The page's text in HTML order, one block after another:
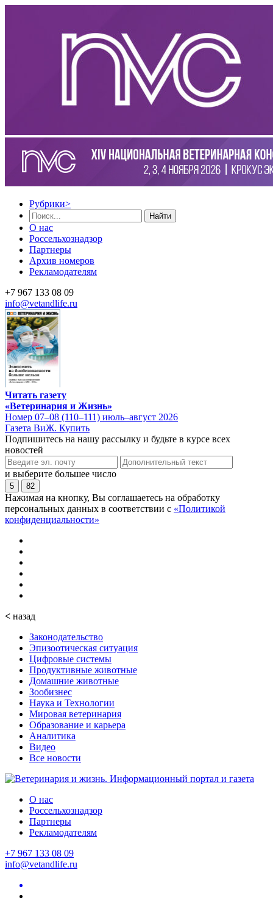
Рубрики>
Найти
О нас
Россельхознадзор
Партнеры
Архив номеров
Рекламодателям
+7 967 133 08 09
info@vetandlife.ru
Читать газету
«Ветеринария и Жизнь»
Номер 07–08 (110–111) июль–август 2026
Газета ВиЖ. Купить
Подпишитесь на нашу рассылку и будьте в курсе всех
новостей
и выберите большее число
5 82
Нажимая на кнопку, Вы соглашаетесь на обработку
персональных данных в соответствии с «Политикой
конфиденциальности»
< назад
Законодательство
Эпизоотическая ситуация
Цифровые системы
Продуктивные животные
Домашние животные
Зообизнес
Наука и Технологии
Мировая ветеринария
Образование и карьера
Аналитика
Видео
Все новости
О нас
Россельхознадзор
Партнеры
Рекламодателям
+7 967 133 08 09
info@vetandlife.ru